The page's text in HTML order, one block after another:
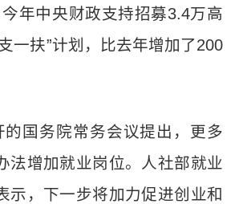
年中央财政支持招募3.4万高
一扶”计划，比去年增加了200
的国务院常务会议提出，更多
法增加就业岗位。人社部就业
示，下一步将加力促进创业和